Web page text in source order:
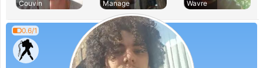
Couvin
Manage
Wavre
0.6/1